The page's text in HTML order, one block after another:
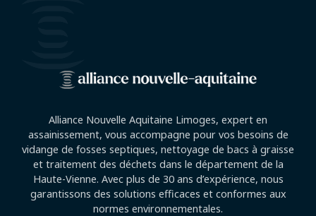
Alliance Nouvelle Aquitaine Limoges, expert en
assainissement, vous accompagne pour vos besoins de
vidange de fosses septiques, nettoyage de bacs à graisse
et traitement des déchets dans le département de la
Haute-Vienne. Avec plus de 30 ans d’expérience, nous
garantissons des solutions efficaces et conformes aux
normes environnementales.